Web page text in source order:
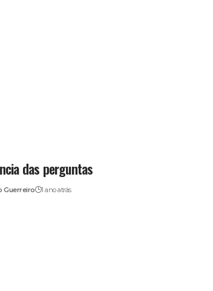
das perguntas
Guerreiro 1 ano atrás